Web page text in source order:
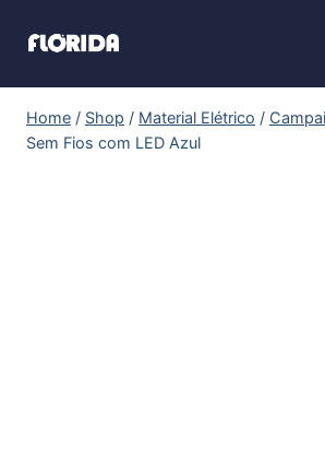
Home / Shop / Material Elétrico /
Sem Fios com LED Azul